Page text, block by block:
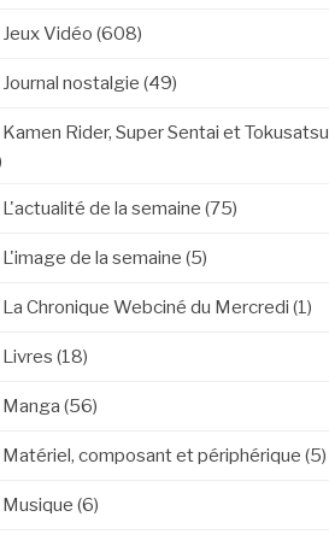
Jeux Vidéo (608)
Journal nostalgie (49)
Kamen Rider, Super Sentai et Tokusatsu
L'actualité de la semaine (75)
L'image de la semaine (5)
La Chronique Webciné du Mercredi (1)
Livres (18)
Manga (56)
Matériel, composant et périphérique (5)
Musique (6)